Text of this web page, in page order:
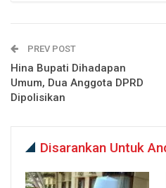
PREV POST
Hina Bupati Dihadapan
Umum, Dua Anggota DPRD
Dipolisikan
Disarankan Untuk